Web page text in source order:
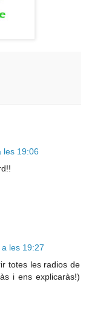
les 19:06
a les 19:27
totes les radios de
i ens explicaràs!)